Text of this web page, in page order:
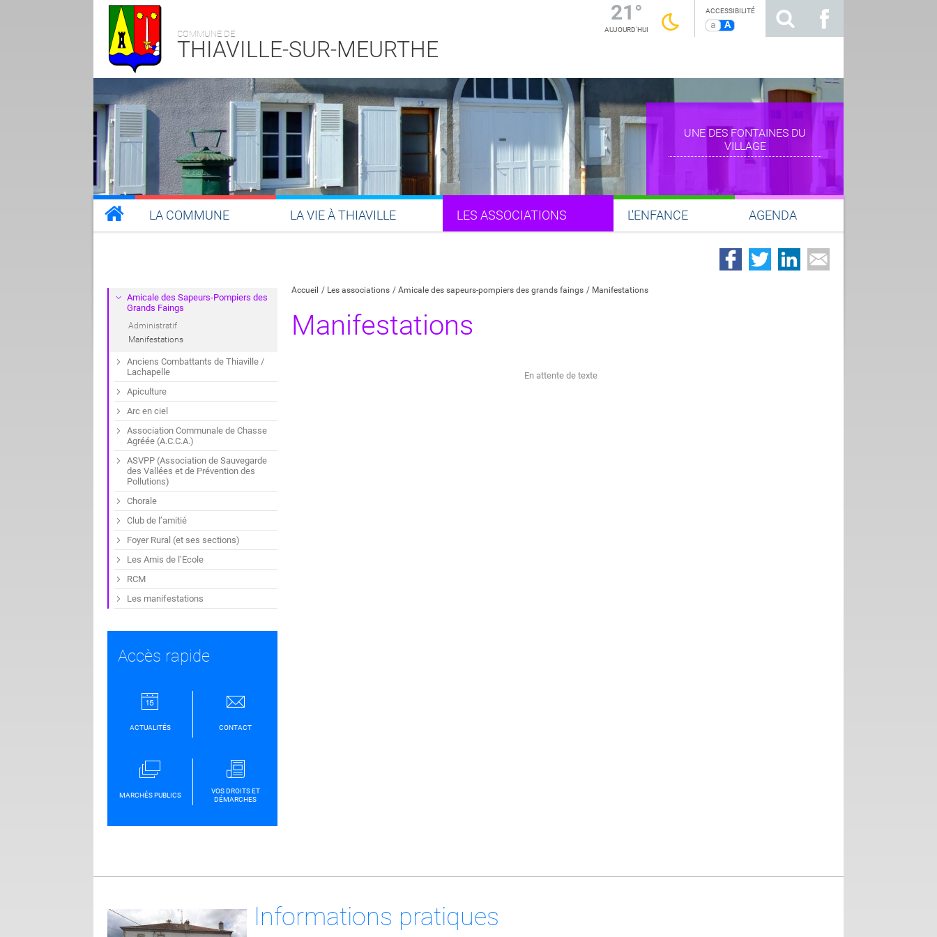
21°
AUJOURD'HUI
ACCESSIBILITÉ
a A
COMMUNE DE
THIAVILLE-SUR-MEURTHE
UNE DES FONTAINES DU
VILLAGE
LA COMMUNE LA VIE À THIAVILLE LES ASSOCIATIONS L'ENFANCE AGENDA
Accueil Les associations Amicale des sapeurs-pompiers des grands faings Manifestations
Manifestations
En attente de texte
Amicale des Sapeurs-Pompiers des
Grands Faings
Administratif
Manifestations
Anciens Combattants de Thiaville /
Lachapelle
Apiculture
Arc en ciel
Association Communale de Chasse
Agréée (A.C.C.A.)
ASVPP (Association de Sauvegarde
des Vallées et de Prévention des
Pollutions)
Chorale
Club de l’amitié
Foyer Rural (et ses sections)
Les Amis de l’Ecole
RCM
Les manifestations
Accès rapide
ACTUALITÉS CONTACT
MARCHÉS PUBLICS
VOS DROITS ET
DÉMARCHES
Informations pratiques